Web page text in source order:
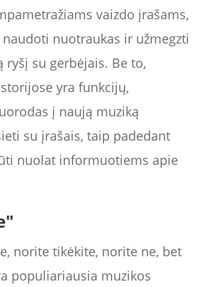
vaizdo įrašams,
nuotraukas ir užmegzti
ryšį su gerbėjais. Be to,
yra funkcijų,
į naują muziką
su įrašais, taip padedant
nuolat informuotiems apie
norite tikėkite, norite ne, bet
populiariausia muzikos